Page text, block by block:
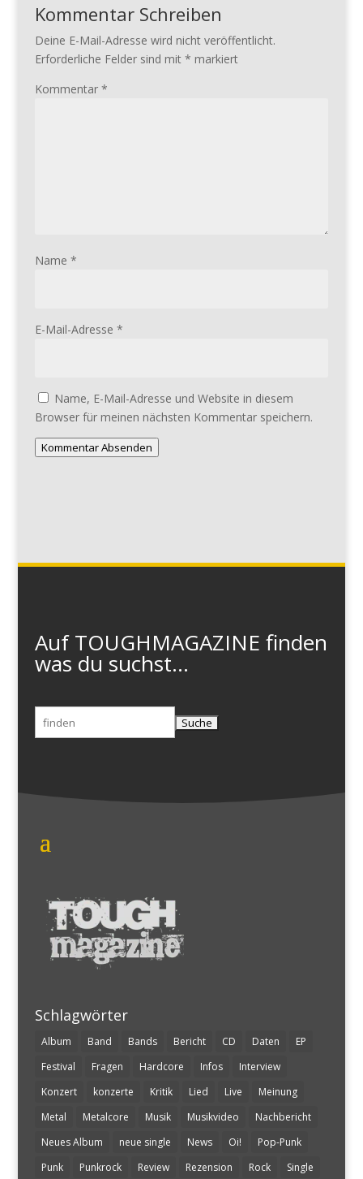
Kommentar Schreiben
Deine E-Mail-Adresse wird nicht veröffentlicht.
Erforderliche Felder sind mit * markiert
Kommentar *
Name *
E-Mail-Adresse *
Name, E-Mail-Adresse und Website in diesem
Browser für meinen nächsten Kommentar speichern.
Kommentar Absenden
Auf TOUGHMAGAZINE finden
was du suchst...
Suchen
nach:
Schlagwörter
Album Band Bands Bericht CD Daten
EP
Festival
Fragen Hardcore Infos
Interview
Konzert
konzerte Kritik Lied Live
Meinung
Metal
Metalcore Musik Musikvideo
Nachbericht
Neues Album
neue single News Oi!
Pop-Punk
Punk
Punkrock Review Rezension Rock Single